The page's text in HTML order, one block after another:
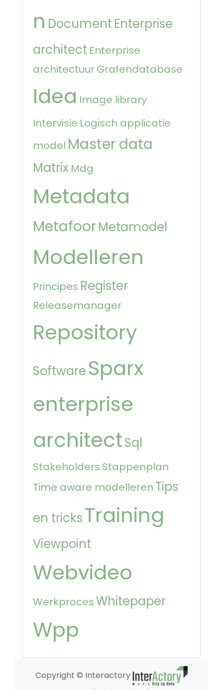
n Document Enterprise
architect Enterprise
architectuurGrafendatabase
Idea Image library
Intervisie Logisch applicatie
model Master data
Matrix Mdg
Metadata
MetafoorMetamodel
Modelleren
Principes Register
Releasemanager
Repository
Software Sparx
enterprise
architectSql
Stakeholders Stappenplan
Time aware modelleren Tips
en tricksTraining
Viewpoint
Webvideo
WerkprocesWhitepaper
Wpp
Copyright © Interactory